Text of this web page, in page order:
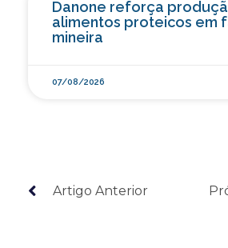
Danone reforça
alimentos proteicos em
mineira
07/08/2026
Artigo Anterior